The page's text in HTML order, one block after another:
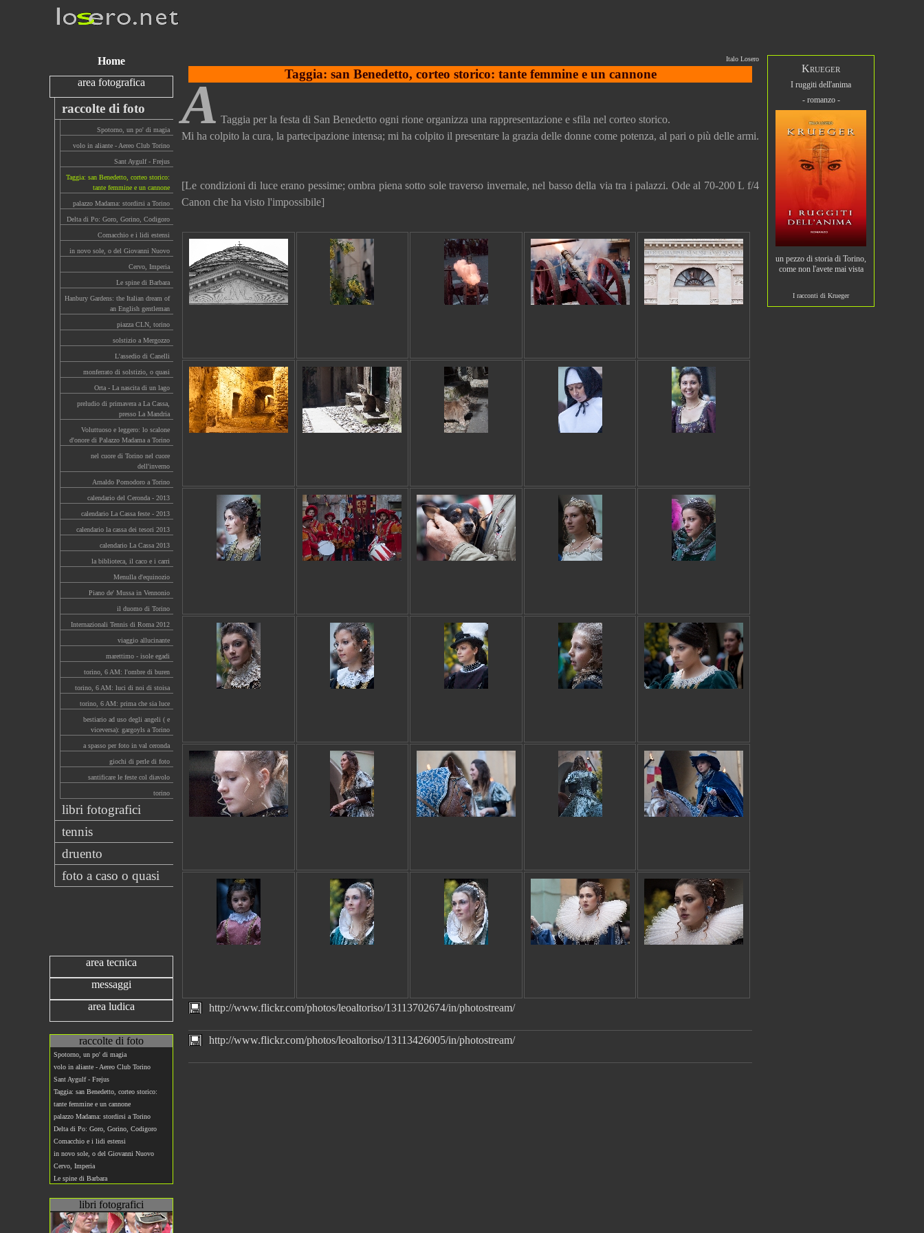
Home
area fotografica
raccolte di foto
Spotorno, un po' di magia
volo in aliante - Aereo Club Torino
Sant Aygulf - Frejus
Taggia: san Benedetto, corteo storico:
tante femmine e un cannone
palazzo Madama: stordirsi a Torino
Delta di Po: Goro, Gorino, Codigoro
Comacchio e i lidi estensi
in novo sole, o del Giovanni Nuovo
Cervo, Imperia
Le spine di Barbara
Hanbury Gardens: the Italian dream of
an English gentleman
piazza CLN, torino
solstizio a Mergozzo
L'assedio di Canelli
monferrato di solstizio, o quasi
Orta - La nascita di un lago
preludio di primavera a La Cassa,
presso La Mandria
Voluttuoso e leggero: lo scalone
d'onore di Palazzo Madama a Torino
nel cuore di Torino nel cuore
dell'inverno
Arnaldo Pomodoro a Torino
calendario del Ceronda - 2013
calendario La Cassa feste - 2013
calendario la cassa dei tesori 2013
calendario La Cassa 2013
la biblioteca, il caco e i carri
Menulla d'equinozio
Piano de' Mussa in Vennonio
il duomo di Torino
Internazionali Tennis di Roma 2012
viaggio allucinante
marettimo - isole egadi
torino, 6 AM: l'ombre di buren
torino, 6 AM: luci di noi di stoisa
torino, 6 AM: prima che sia luce
bestiario ad uso degli angeli ( e
viceversa): gargoyls a Torino
a spasso per foto in val ceronda
giochi di perle di foto
santificare le feste col diavolo
torino
libri fotografici
tennis
druento
foto a caso o quasi
area tecnica
messaggi
area ludica
raccolte di foto
Spotorno, un po' di magia
volo in aliante - Aereo Club Torino
Sant Aygulf - Frejus
Taggia: san Benedetto, corteo storico:
tante femmine e un cannone
palazzo Madama: stordirsi a Torino
Delta di Po: Goro, Gorino, Codigoro
Comacchio e i lidi estensi
in novo sole, o del Giovanni Nuovo
Cervo, Imperia
Le spine di Barbara
libri fotografici
Italo Losero
Taggia: san Benedetto, corteo storico: tante femmine e un cannone
A Taggia per la festa di San Benedetto ogni rione organizza una rappresentazione e sfila nel corteo storico.
Mi ha colpito la cura, la partecipazione intensa; mi ha colpito il presentare la grazia delle donne come potenza, al pari o più delle armi.
[Le condizioni di luce erano pessime; ombra piena sotto sole traverso invernale, nel basso della via tra i palazzi. Ode al 70-200 L f/4
Canon che ha visto l'impossibile]
http://www.flickr.com/photos/leoaltoriso/13113702674/in/photostream/
http://www.flickr.com/photos/leoaltoriso/13113426005/in/photostream/
Krueger
I ruggiti dell'anima
- romanzo -
un pezzo di storia di Torino,
come non l'avete mai vista
I racconti di Krueger